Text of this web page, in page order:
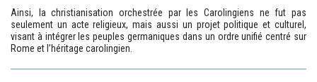
Ainsi, la christianisation orchestrée par les Carolingiens ne fut pas
seulement un acte religieux, mais aussi un projet politique et culturel,
visant à intégrer les peuples germaniques dans un ordre unifié centré sur
Rome et l’héritage carolingien.